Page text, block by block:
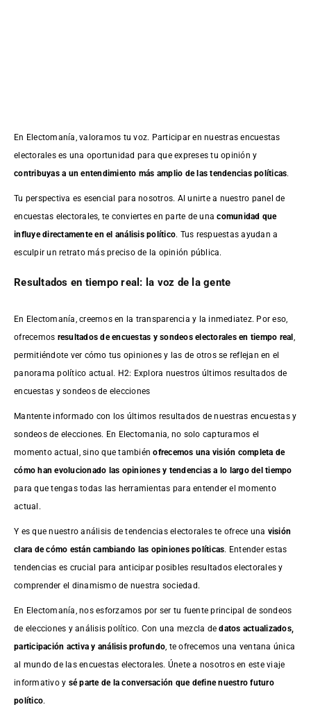
En Electomanía, valoramos tu voz. Participar en nuestras encuestas
electorales es una oportunidad para que expreses tu opinión y
contribuyas a un entendimiento más amplio de las tendencias políticas.
Tu perspectiva es esencial para nosotros. Al unirte a nuestro panel de
encuestas electorales, te conviertes en parte de unacomunidad que
influye directamente en el análisis político. Tus respuestas ayudan a
esculpir un retrato más preciso de la opinión pública.
Resultados en tiempo real: la voz de la gente
En Electomanía, creemos en la transparencia y la inmediatez. Por eso,
ofrecemos resultados deencuestas y sondeos electorales en tiempo real
permitiéndote ver cómo tus opiniones y las de otros se reflejan en el
panorama político actual. H2: Explora nuestros últimos resultados de
encuestas y sondeos de elecciones
Mantente informado con los últimos resultados de nuestras encuestasy
sondeos de elecciones. En Electomania, no solo capturamos el
momento actual, sino que tambiénofrecemos una visión completa de
cómo han evolucionado las opiniones y tendencias a lo largo del tiempo
para que tengas todas las herramientas para entender el momento
actual.
Y es que nuestro análisis de tendencias electorales te ofrece una visión
clara de cómo están cambiando las opiniones políticas. Entender estas
tendencias es crucial para anticipar posibles resultados electorales y
comprender el dinamismo de nuestra sociedad.
En Electomanía, nos esforzamos por ser tu fuente principal de sondeos
de elecciones y análisis político. Con una mezcla dedatos actualizados,
participación activa y análisis profundo , te ofrecemos una ventana única
al mundo de las encuestas electorales. Únete a nosotros en este viaje
informativo y sé parte de la conversación que define nuestro futuro
político.